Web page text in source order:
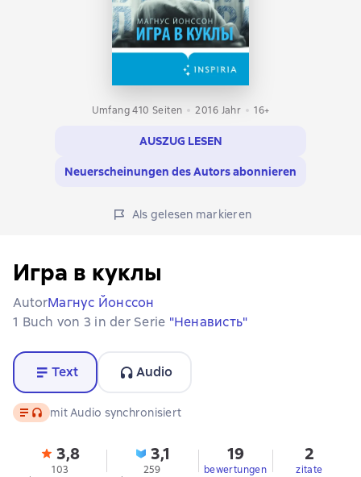
Umfang 410 Seiten 2016 Jahr 16+
AUSZUG LESEN
Neuerscheinungen des Autors abonnieren
Als gelesen markieren
Игра в куклы
AutorМагнус Йонссон
1 Buch von 3 in der Serie "Ненависть"
Text Audio
Text, Audioformat verfügbar
mit Audio synchronisiert
3,8
103
3,1
259
19
bewertungen
2
zitate